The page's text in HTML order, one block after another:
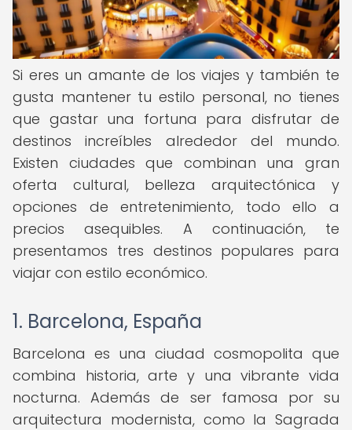
Si eres un amante de los viajes y también te
gusta mantener tu estilo personal, no tienes
que gastar una fortuna para disfrutar de
destinos increíbles alrededor del mundo.
Existen ciudades que combinan una gran
oferta cultural, belleza arquitectónica y
opciones de entretenimiento, todo ello a
precios asequibles. A continuación, te
presentamos tres destinos populares para
viajar con estilo económico.
1. Barcelona, España
Barcelona es una ciudad cosmopolita que
combina historia, arte y una vibrante vida
nocturna. Además de ser famosa por su
arquitectura modernista, como la Sagrada